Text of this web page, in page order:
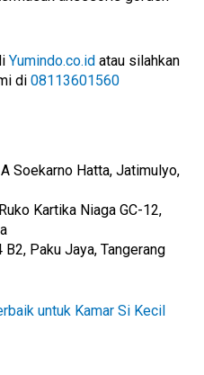
Yumindo.co.id atau silahkan
di 08113601560
Soekarno Hatta, Jatimulyo,
Kartika Niaga GC-12,
Paku Jaya, Tangerang
untuk Kamar Si Kecil